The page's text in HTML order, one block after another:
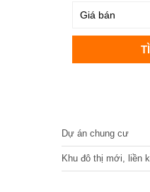
Dự án chung cư
Khu đô thị mới, liền